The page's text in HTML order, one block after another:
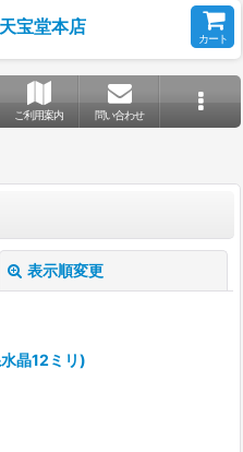
宝堂本店
カート
ご利用案内 問い合わせ
表示順変更
晶12ミリ)